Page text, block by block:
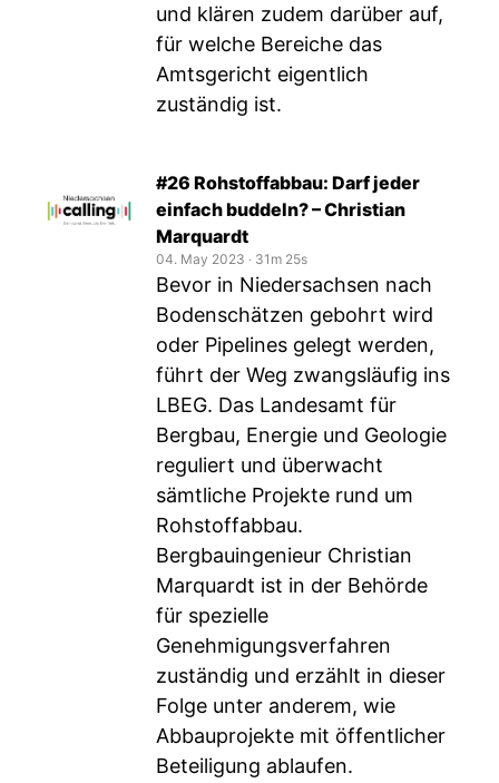
und klären zudem darüber auf,
für welche Bereiche das
Amtsgericht eigentlich
zuständig ist.
#26 Rohstoffabbau: Darf jeder
einfach buddeln? – Christian
Marquardt
04. May 2023 ‧ 31m 25s
Bevor in Niedersachsen nach
Bodenschätzen gebohrt wird
oder Pipelines gelegt werden,
führt der Weg zwangsläufig ins
LBEG. Das Landesamt für
Bergbau, Energie und Geologie
reguliert und überwacht
sämtliche Projekte rund um
Rohstoffabbau.
Bergbauingenieur Christian
Marquardt ist in der Behörde
für spezielle
Genehmigungsverfahren
zuständig und erzählt in dieser
Folge unter anderem, wie
Abbauprojekte mit öffentlicher
Beteiligung ablaufen.